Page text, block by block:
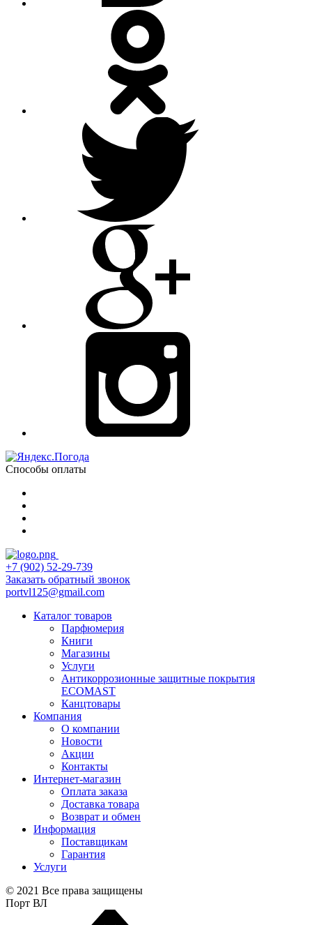
Способы оплаты
+7 (902) 52-29-739
Заказать обратный звонок
portvl125@gmail.com
Каталог товаров
Парфюмерия
Книги
Магазины
Услуги
Антикоррозионные защитные покрытия
ECOMAST
Канцтовары
Компания
О компании
Новости
Акции
Контакты
Интернет-магазин
Оплата заказа
Доставка товара
Возврат и обмен
Информация
Поставщикам
Гарантия
Услуги
© 2021 Все права защищены
Порт ВЛ